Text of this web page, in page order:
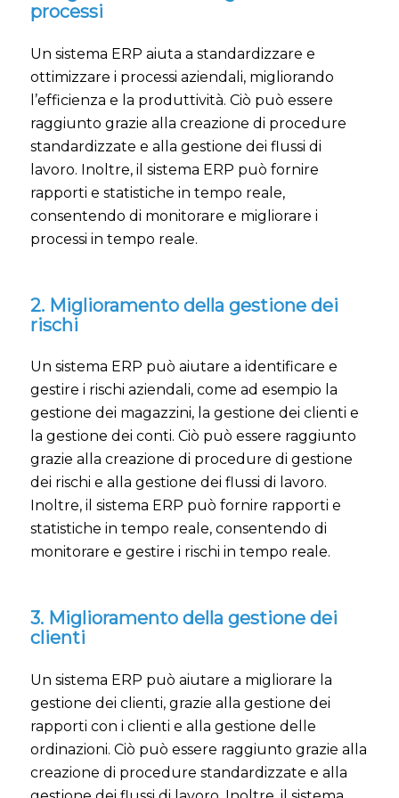
processi
Un sistema ERP aiuta a standardizzare e
ottimizzare i processi aziendali, migliorando
l’efficienza e la produttività. Ciò può essere
raggiunto grazie alla creazione di procedure
standardizzate e alla gestione dei flussi di
lavoro. Inoltre, il sistema ERP può fornire
rapporti e statistiche in tempo reale,
consentendo di monitorare e migliorare i
processi in tempo reale.
2. Miglioramento della gestione dei
rischi
Un sistema ERP può aiutare a identificare e
gestire i rischi aziendali, come ad esempio la
gestione dei magazzini, la gestione dei clienti e
la gestione dei conti. Ciò può essere raggiunto
grazie alla creazione di procedure di gestione
dei rischi e alla gestione dei flussi di lavoro.
Inoltre, il sistema ERP può fornire rapporti e
statistiche in tempo reale, consentendo di
monitorare e gestire i rischi in tempo reale.
3. Miglioramento della gestione dei
clienti
Un sistema ERP può aiutare a migliorare la
gestione dei clienti, grazie alla gestione dei
rapporti con i clienti e alla gestione delle
ordinazioni. Ciò può essere raggiunto grazie alla
creazione di procedure standardizzate e alla